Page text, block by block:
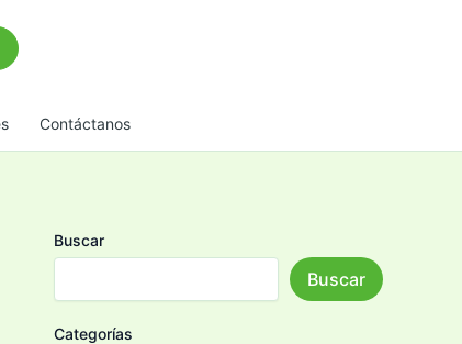
Contáctanos
Buscar
Buscar
Categorías